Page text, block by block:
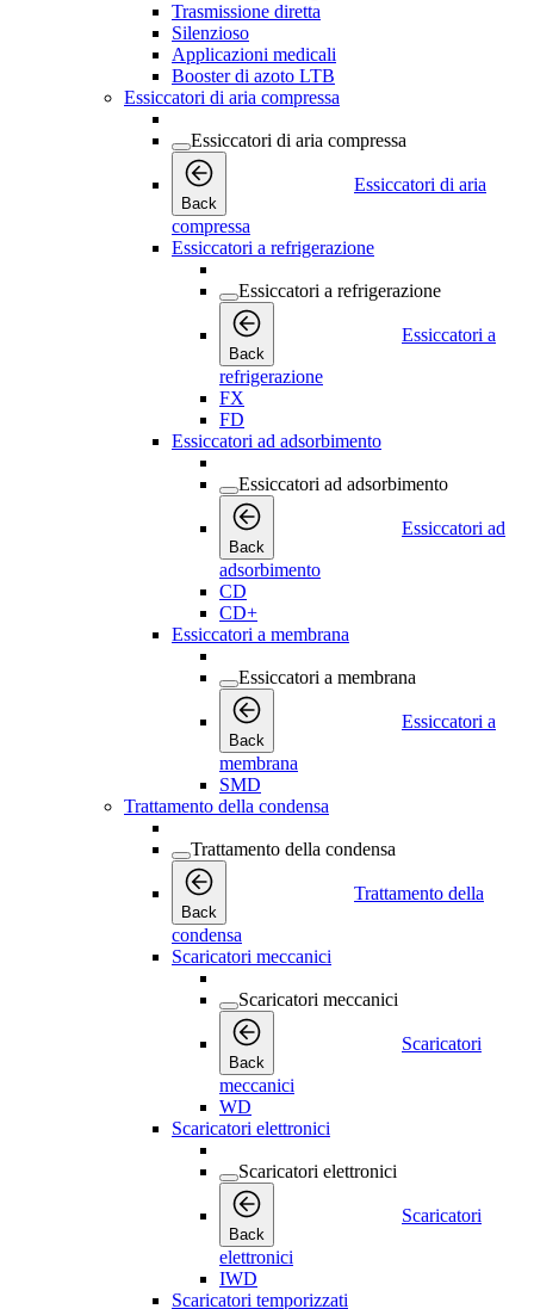
Trasmissione diretta
Silenzioso
Applicazioni medicali
Booster di azoto LTB
Essiccatori di aria compressa
Essiccatori di aria compressa
Back
Essiccatori di aria
compressa
Essiccatori a refrigerazione
Essiccatori a refrigerazione
Back
Essiccatori a
refrigerazione
FX
FD
Essiccatori ad adsorbimento
Essiccatori ad adsorbimento
Back
Essiccatori ad
adsorbimento
CD
CD+
Essiccatori a membrana
Essiccatori a membrana
Back
Essiccatori a
membrana
SMD
Trattamento della condensa
Trattamento della condensa
Back
Trattamento della
condensa
Scaricatori meccanici
Scaricatori meccanici
Back
Scaricatori
meccanici
WD
Scaricatori elettronici
Scaricatori elettronici
Back
Scaricatori
elettronici
IWD
Scaricatori temporizzati